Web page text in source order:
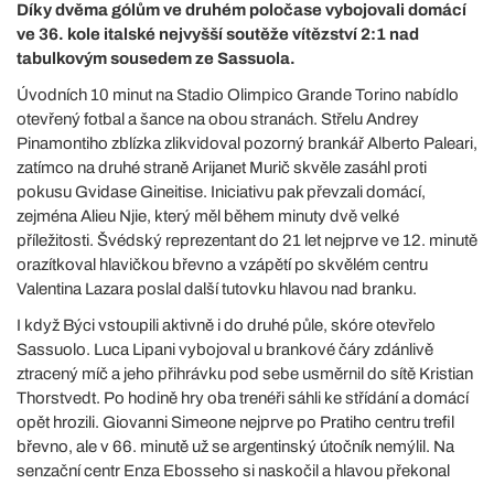
Díky dvěma gólům ve druhém poločase vybojovali domácí
ve 36. kole italské nejvyšší soutěže vítězství 2:1 nad
tabulkovým sousedem ze Sassuola.
Úvodních 10 minut na Stadio Olimpico Grande Torino nabídlo
otevřený fotbal a šance na obou stranách. Střelu Andrey
Pinamontiho zblízka zlikvidoval pozorný brankář Alberto Paleari,
zatímco na druhé straně Arijanet Murič skvěle zasáhl proti
pokusu Gvidase Gineitise. Iniciativu pak převzali domácí,
zejména Alieu Njie, který měl během minuty dvě velké
příležitosti. Švédský reprezentant do 21 let nejprve ve 12. minutě
orazítkoval hlavičkou břevno a vzápětí po skvělém centru
Valentina Lazara poslal další tutovku hlavou nad branku.
I když Býci vstoupili aktivně i do druhé půle, skóre otevřelo
Sassuolo. Luca Lipani vybojoval u brankové čáry zdánlivě
ztracený míč a jeho přihrávku pod sebe usměrnil do sítě Kristian
Thorstvedt. Po hodině hry oba trenéři sáhli ke střídání a domácí
opět hrozili. Giovanni Simeone nejprve po Pratiho centru trefil
břevno, ale v 66. minutě už se argentinský útočník nemýlil. Na
senzační centr Enza Ebosseho si naskočil a hlavou překonal